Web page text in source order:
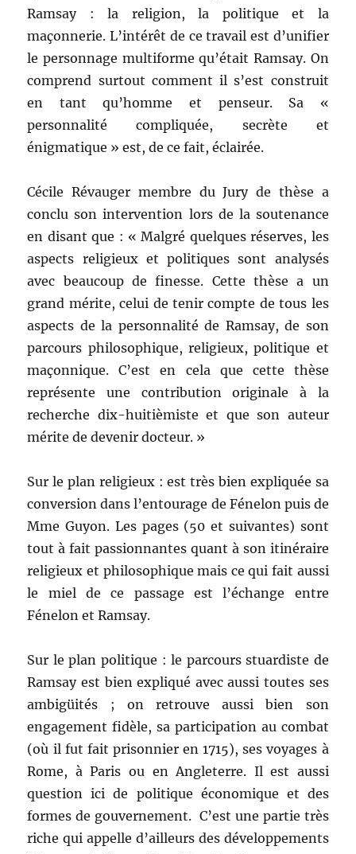
Ramsay : la religion, la politique et la
maçonnerie. L’intérêt de ce travail est d’unifier
le personnage multiforme qu’était Ramsay. On
comprend surtout comment il s’est construit
en tant qu’homme et penseur. Sa «
personnalité compliquée, secrète et
énigmatique » est, de ce fait, éclairée.
Cécile Révauger membre du Jury de thèse a
conclu son intervention lors de la soutenance
en disant que : « Malgré quelques réserves, les
aspects religieux et politiques sont analysés
avec beaucoup de finesse. Cette thèse a un
grand mérite, celui de tenir compte de tous les
aspects de la personnalité de Ramsay, de son
parcours philosophique, religieux, politique et
maçonnique. C’est en cela que cette thèse
représente une contribution originale à la
recherche dix-huitièmiste et que son auteur
mérite de devenir docteur. »
Sur le plan religieux : est très bien expliquée sa
conversion dans l’entourage de Fénelon puis de
Mme Guyon. Les pages (50 et suivantes) sont
tout à fait passionnantes quant à son itinéraire
religieux et philosophique mais ce qui fait aussi
le miel de ce passage est l’échange entre
Fénelon et Ramsay.
Sur le plan politique : le parcours stuardiste de
Ramsay est bien expliqué avec aussi toutes ses
ambigüités ; on retrouve aussi bien son
engagement fidèle, sa participation au combat
(où il fut fait prisonnier en 1715), ses voyages à
Rome, à Paris ou en Angleterre. Il est aussi
question ici de politique économique et des
formes de gouvernement. C’est une partie très
riche qui appelle d’ailleurs des développements